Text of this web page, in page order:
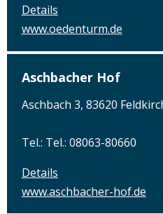
Details
www.oedenturm.de
Aschbacher Hof
Aschbach 3, 83620
Tel.: Tel.: 08063-80660
Details
www.aschbacher-hof.de